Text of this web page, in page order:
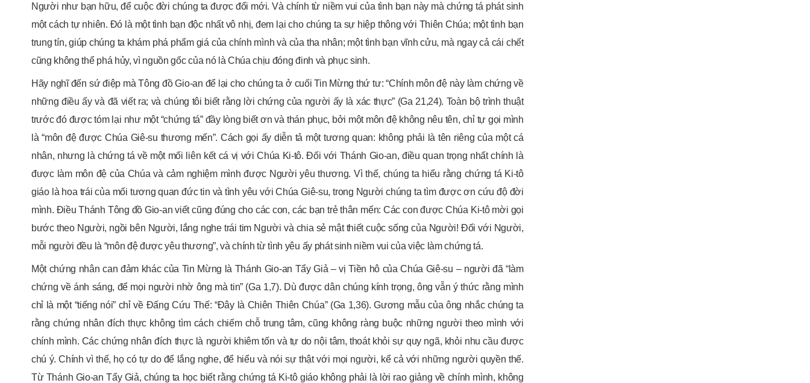
Người như bạn hữu, để cuộc đời chúng ta được đổi mới. Và chính từ niềm vui của tình bạn này mà chứng tá phát sinh
một cách tự nhiên. Đó là một tình bạn độc nhất vô nhị, đem lại cho chúng ta sự hiệp thông với Thiên Chúa; một tình bạn
trung tín, giúp chúng ta khám phá phẩm giá của chính mình và của tha nhân; một tình bạn vĩnh cửu, mà ngay cả cái chết
cũng không thể phá hủy, vì nguồn gốc của nó là Chúa chịu đóng đinh và phục sinh.
Hãy nghĩ đến sứ điệp mà Tông đồ Gio-an để lại cho chúng ta ở cuối Tin Mừng thứ tư: “Chính môn đệ này làm chứng về
những điều ấy và đã viết ra; và chúng tôi biết rằng lời chứng của người ấy là xác thực” (Ga 21,24). Toàn bộ trình thuật
trước đó được tóm lại như một “chứng tá” đầy lòng biết ơn và thán phục, bởi một môn đệ không nêu tên, chỉ tự gọi mình
là “môn đệ được Chúa Giê-su thương mến”. Cách gọi ấy diễn tả một tương quan: không phải là tên riêng của một cá
nhân, nhưng là chứng tá về một mối liên kết cá vị với Chúa Ki-tô. Đối với Thánh Gio-an, điều quan trọng nhất chính là
được làm môn đệ của Chúa và cảm nghiệm mình được Người yêu thương. Vì thế, chúng ta hiểu rằng chứng tá Ki-tô
giáo là hoa trái của mối tương quan đức tin và tình yêu với Chúa Giê-su, trong Người chúng ta tìm được ơn cứu độ đời
mình. Điều Thánh Tông đồ Gio-an viết cũng đúng cho các con, các bạn trẻ thân mến: Các con được Chúa Ki-tô mời gọi
bước theo Người, ngồi bên Người, lắng nghe trái tim Người và chia sẻ mật thiết cuộc sống của Người! Đối với Người,
mỗi người đều là “môn đệ được yêu thương”, và chính từ tình yêu ấy phát sinh niềm vui của việc làm chứng tá.
Một chứng nhân can đảm khác của Tin Mừng là Thánh Gio-an Tẩy Giả – vị Tiền hô của Chúa Giê-su – người đã “làm
chứng về ánh sáng, để mọi người nhờ ông mà tin” (Ga 1,7). Dù được dân chúng kính trọng, ông vẫn ý thức rằng mình
chỉ là một “tiếng nói” chỉ về Đấng Cứu Thế: “Đây là Chiên Thiên Chúa” (Ga 1,36). Gương mẫu của ông nhắc chúng ta
rằng chứng nhân đích thực không tìm cách chiếm chỗ trung tâm, cũng không ràng buộc những người theo mình với
chính mình. Các chứng nhân đích thực là người khiêm tốn và tự do nội tâm, thoát khỏi sự quy ngã, khỏi nhu cầu được
chú ý. Chính vì thế, họ có tự do để lắng nghe, để hiểu và nói sự thật với mọi người, kể cả với những người quyền thế.
Từ Thánh Gio-an Tẩy Giả, chúng ta học biết rằng chứng tá Ki-tô giáo không phải là lời rao giảng về chính mình, không